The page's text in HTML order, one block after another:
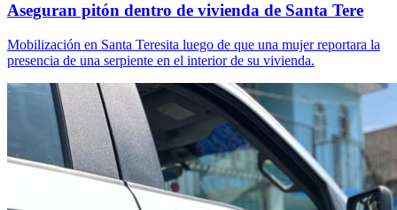
Aseguran pitón dentro de vivienda de Santa Tere
Mobilización en Santa Teresita luego de que una mujer reportara la
presencia de una serpiente en el interior de su vivienda.